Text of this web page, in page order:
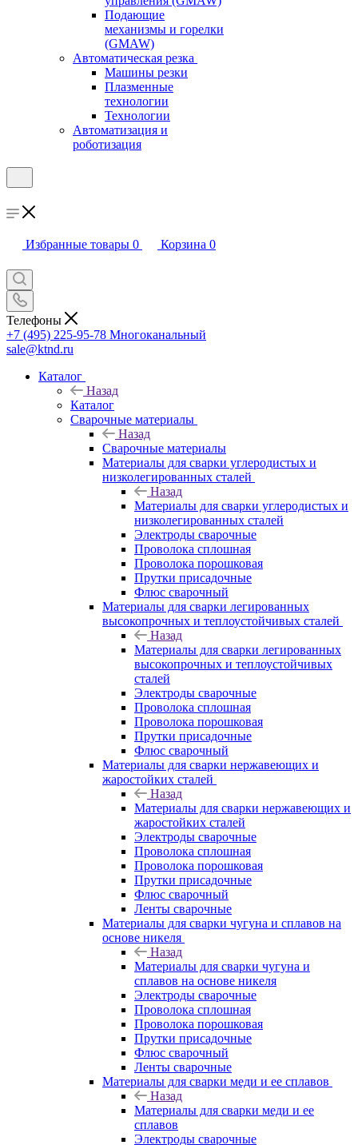
Подающие
механизмы и горелки
(GMAW)
Автоматическая резка
Машины резки
Плазменные
технологии
Технологии
Автоматизация и
роботизация
Избранные товары 0 Корзина 0
Телефоны
+7 (495) 225-95-78 Многоканальный
sale@ktnd.ru
Каталог
Назад
Каталог
Сварочные материалы
Назад
Сварочные материалы
Материалы для сварки углеродистых и
низколегированных сталей
Назад
Материалы для сварки углеродистых и
низколегированных сталей
Электроды сварочные
Проволока сплошная
Проволока порошковая
Прутки присадочные
Флюс сварочный
Материалы для сварки легированных
высокопрочных и теплоустойчивых сталей
Назад
Материалы для сварки легированных
высокопрочных и теплоустойчивых
сталей
Электроды сварочные
Проволока сплошная
Проволока порошковая
Прутки присадочные
Флюс сварочный
Материалы для сварки нержавеющих и
жаростойких сталей
Назад
Материалы для сварки нержавеющих и
жаростойких сталей
Электроды сварочные
Проволока сплошная
Проволока порошковая
Прутки присадочные
Флюс сварочный
Ленты сварочные
Материалы для сварки чугуна и сплавов на
основе никеля
Назад
Материалы для сварки чугуна и
сплавов на основе никеля
Электроды сварочные
Проволока сплошная
Проволока порошковая
Прутки присадочные
Флюс сварочный
Ленты сварочные
Материалы для сварки меди и ее сплавов
Назад
Материалы для сварки меди и ее
сплавов
Электроды сварочные